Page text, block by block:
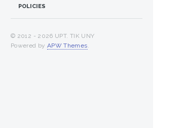
POLICIES
© 2012 - 2026 UPT. TIK UNY
Powered by APW Themes